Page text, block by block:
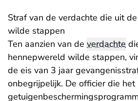
Straf van de verdachte die uit
wilde stappen
Ten aanzien van de verdachte
hennepwereld wilde stappen,
de eis van 3 jaar
onbegrijpelijk. De officier die het